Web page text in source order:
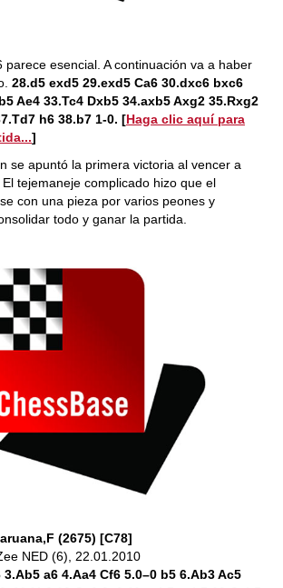
parece esencial. A continuación va a haber
28.d5 exd5 29.exd5 Ca6 30.dxc6 bxc6
Ae4 33.Tc4 Dxb5 34.axb5 Axg2 35.Rxg2
h6 38.b7 1-0. [Haga clic aquí para
]
se apuntó la primera victoria al vencer a
tejemaneje complicado hizo que el
con una pieza por varios peones y
todo y ganar la partida.
(2675) [C78]
NED (6), 22.01.2010
3.Ab5 a6 4.Aa4 Cf6 5.0–0 b5 6.Ab3 Ac5